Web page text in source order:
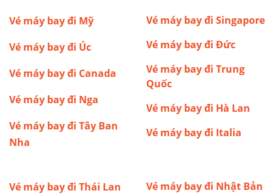
Vé máy bay đi Mỹ
Vé máy bay đi Úc
Vé máy bay đi Canada
Vé máy bay đi Nga
Vé máy bay đi Tây Ban
Nha
Vé máy bay đi Singapore
Vé máy bay đi Đức
Vé máy bay đi Trung
Quốc
Vé máy bay đi Hà Lan
Vé máy bay đi Italia
Vé máy bay đi Thái Lan
Vé máy bay đi Nhật Bản